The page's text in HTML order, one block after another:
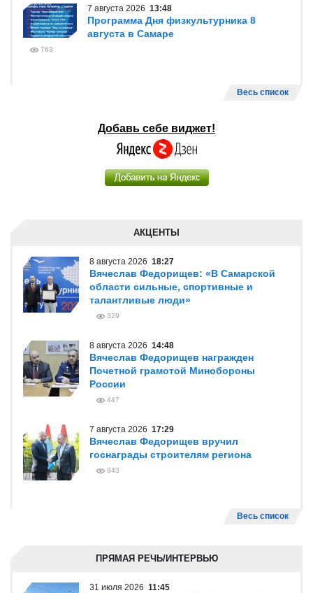
7 августа 2026 13:48
Программа Дня физкультурника 8
августа в Самаре
763
Весь список
Добавь себе виджет!
АКЦЕНТЫ
8 августа 2026 18:27
Вячеслав Федорищев: «В Самарской
области сильные, спортивные и
талантливые люди»
329
8 августа 2026 14:48
Вячеслав Федорищев награжден
Почетной грамотой Минобороны
России
447
7 августа 2026 17:29
Вячеслав Федорищев вручил
госнаграды строителям региона
943
Весь список
ПРЯМАЯ РЕЧЬ/ИНТЕРВЬЮ
31 июля 2026 11:45